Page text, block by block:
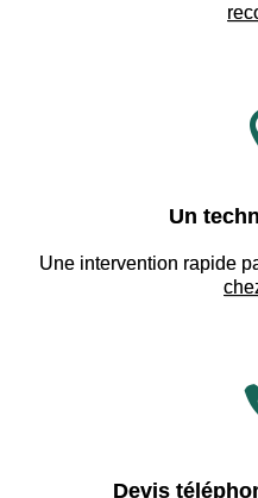
Un
Une intervention rapide
Devis